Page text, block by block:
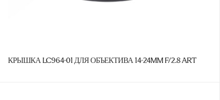
КРЫШКА LC964-01 ДЛЯ ОБЪЕКТИВА 14-24MM F/2.8 ART